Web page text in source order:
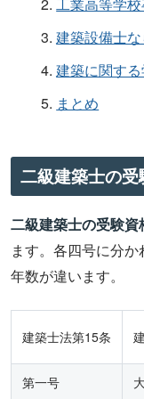
工業高等学
建築設備士
建築に関す
まとめ
二級建築士の
二級建築士の受験資
ます。各四号に分
年数が違います。
建築士法第15条
第一号